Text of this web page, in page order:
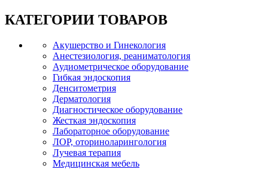
КАТЕГОРИИ ТОВАРОВ
Акушерство и Гинекология
Анестезиология, реаниматология
Аудиометрическое оборудование
Гибкая эндоскопия
Денситометрия
Дерматология
Диагностическое оборудование
Жесткая эндоскопия
Лабораторное оборудование
ЛОР, оториноларингология
Лучевая терапия
Медицинская мебель